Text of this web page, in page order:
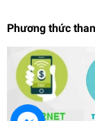
Phương thức